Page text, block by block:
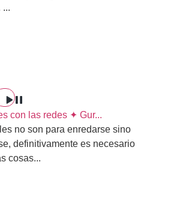
...
con las redes ✦ Gur...
no son para enredarse sino
definitivamente es necesario
cosas...